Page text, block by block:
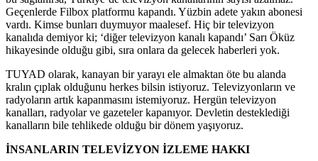
Geçenlerde Filbox platformu kapandı. Yüzbin adete yakın abonesi
vardı. Kimse bunları duymuyor maalesef. Hiç bir televizyon
kanalıda demiyor ki; ‘diğer televizyon kanalı kapandı’ Sarı Öküz
hikayesinde olduğu gibi, sıra onlara da gelecek haberleri yok.
TUYAD olarak, kanayan bir yarayı ele almaktan öte bu alanda
kralın çıplak olduğunu herkes bilsin istiyoruz. Televizyonların ve
radyoların artık kapanmasını istemiyoruz. Hergün televizyon
kanalları, radyolar ve gazeteler kapanıyor. Devletin desteklediği
kanalların bile tehlikede olduğu bir dönem yaşıyoruz.
İNSANLARIN TELEVİZYON İZLEME HAKKI